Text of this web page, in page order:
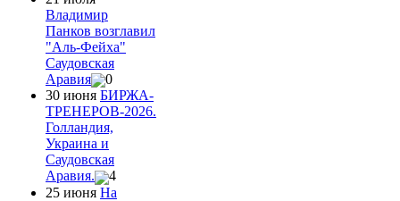
Владимир
Панков возглавил
"Аль-Фейха"
Саудовская
Аравия
0
30 июня БИРЖА-
ТРЕНЕРОВ-2026.
Голландия,
Украина и
Саудовская
Аравия.
4
25 июня На